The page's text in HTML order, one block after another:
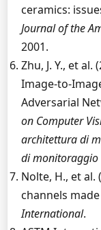
ceramics:
Journal of the
2001.
Zhu, J. Y., et al.
Image-to-
Adversarial
on Computer
architettura di
di monitoraggio
Nolte, H., et al.
channels
International.